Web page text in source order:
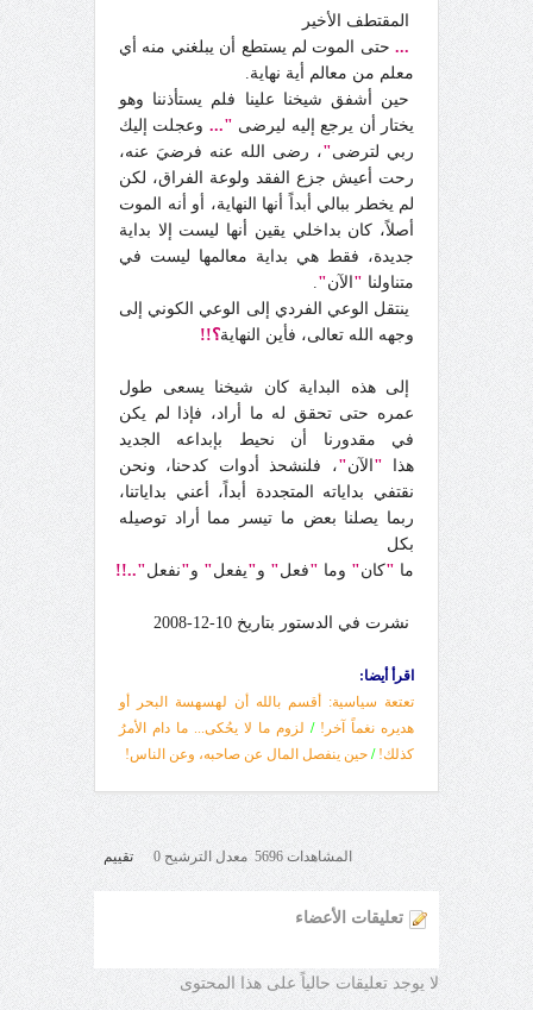
المقتطف الأخير
... حتى الموت لم يستطع أن يبلغني منه أي
معلم من معالم أية نهاية.
حين أشفق شيخنا علينا فلم يستأذننا وهو
يختار أن يرجع إليه ليرضى "... وعجلت إليك
ربي لترضى"، رضى الله عنه فرضيَ عنه،
رحت أعيش جزع الفقد ولوعة الفراق، لكن
لم يخطر ببالي أبداً أنها النهاية، أو أنه الموت
أصلاً، كان بداخلي يقين أنها ليست إلا بداية
جديدة، فقط هي بداية معالمها ليست في
متناولنا " الآن"
.
ينتقل الوعي الفردي إلى الوعي الكوني إلى
وجهه الله تعالى، فأين النهاية؟!!
إلى هذه البداية كان شيخنا يسعى طول
عمره حتى تحقق له ما أراد، فإذا لم يكن
في مقدورنا أن نحيط بإبداعه الجديد
هذا " الآن"، فلنشحذ أدوات كدحنا، ونحن
نقتفي بداياته المتجددة أبداً، أعني بداياتنا،
ربما يصلنا بعض ما تيسر مما أراد توصيله
بكل
ما "كان" وما "فعل" و"يفعل" و"نفعل"..!!
نشرت في الدستور بتاريخ 10-12-2008
اقرأ أيضا:
تعتعة سياسية: أقسم بالله أن لهسهسة البحر أو
هديره نغماً آخر! / لزوم ما لا يحُكى... ما دام الأمرُ
كذلك! / حين ينفصل المال عن صاحبه، وعن الناس!
المشاهدات 5696 معدل الترشيح 0 تقييم
تعليقات الأعضاء
لا يوجد تعليقات حالياً على هذا المحتوى